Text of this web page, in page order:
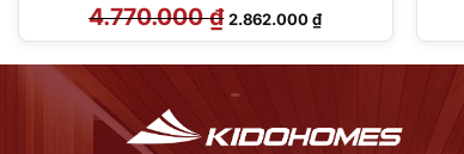
4.770.000₫ Giá
gốc
là:
2.862.000₫Giá
hiện
tại
2.862.000 ₫.
₫.